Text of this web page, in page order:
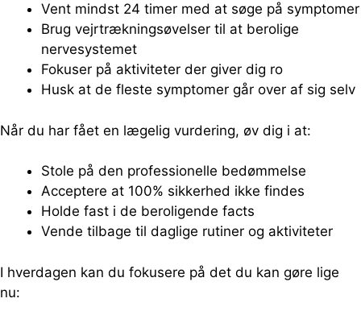
Vent mindst 24 timer med at søge på symptomer
Brug vejrtrækningsøvelser til at berolige
nervesystemet
Fokuser på aktiviteter der giver dig ro
Husk at de fleste symptomer går over af sig selv
Når du har fået en lægelig vurdering, øv dig i at:
Stole på den professionelle bedømmelse
Acceptere at 100% sikkerhed ikke findes
Holde fast i de beroligende facts
Vende tilbage til daglige rutiner og aktiviteter
I hverdagen kan du fokusere på det du kan gøre lige
nu: